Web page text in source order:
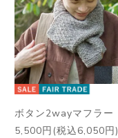
ボタン2wayマフラー
5,500円(税込6,050円)